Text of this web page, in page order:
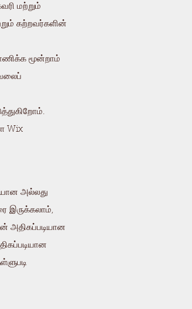
மற்றும்
கற்றவர்களின்
மூன்றாம்
Wix
அல்லது
இருக்கலாம்,
அதிகப்படியான